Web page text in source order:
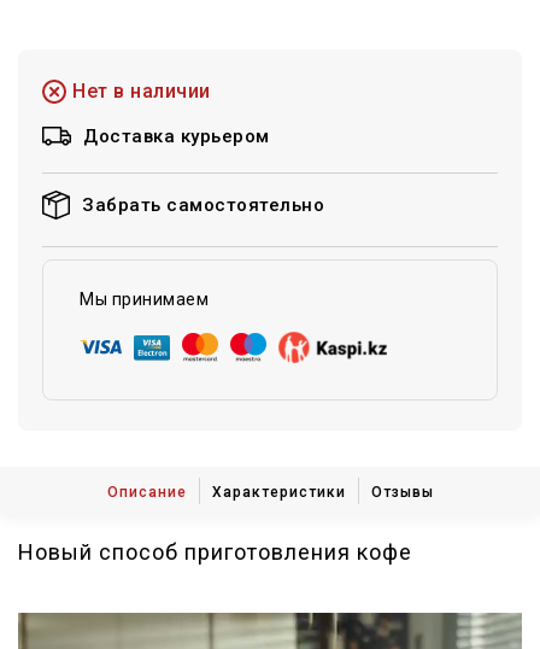
Нет в наличии
Доставка курьером
Забрать самостоятельно
Мы принимаем
Описание Характеристики Отзывы
Новый способ приготовления кофе